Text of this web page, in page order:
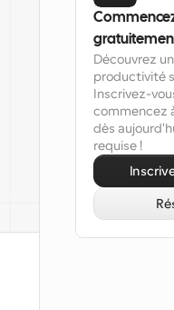
Découvrez
productivité
Inscrivez-
commencez
dès
requise !